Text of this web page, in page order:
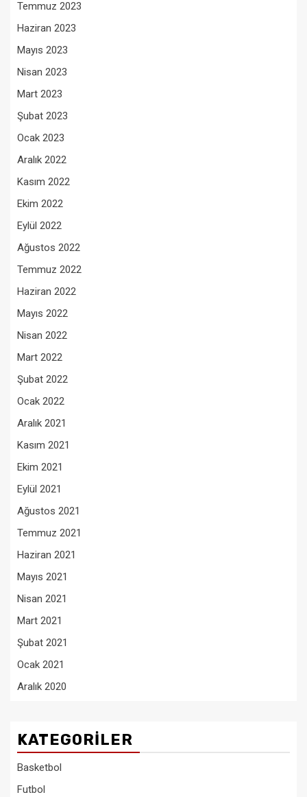
Temmuz 2023
Haziran 2023
Mayıs 2023
Nisan 2023
Mart 2023
Şubat 2023
Ocak 2023
Aralık 2022
Kasım 2022
Ekim 2022
Eylül 2022
Ağustos 2022
Temmuz 2022
Haziran 2022
Mayıs 2022
Nisan 2022
Mart 2022
Şubat 2022
Ocak 2022
Aralık 2021
Kasım 2021
Ekim 2021
Eylül 2021
Ağustos 2021
Temmuz 2021
Haziran 2021
Mayıs 2021
Nisan 2021
Mart 2021
Şubat 2021
Ocak 2021
Aralık 2020
KATEGORILER
Basketbol
Futbol